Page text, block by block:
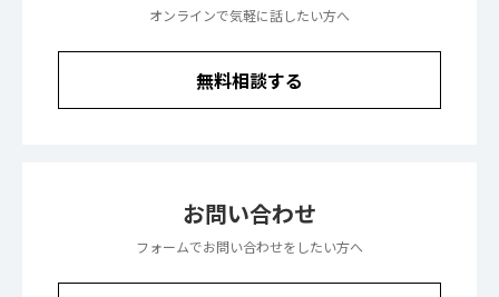
オンラインで気軽に話したい方へ
無料相談する
お問い合わせ
フォームでお問い合わせをしたい方へ